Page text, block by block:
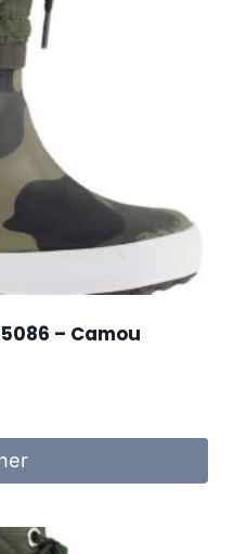
– Camou